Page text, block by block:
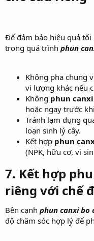
Để đảm bảo hiệu quả
trong quá trình phun
Không pha chung
vi lượng khác nếu
Không phun
hoặc ngay trước
Tránh lạm dụng
loạn sinh lý cây.
Kết hợp phun
(NPK, hữu cơ, vi
7. Kết hợp
riêng với chế
Bên cạnh phun canxi bo
độ chăm sóc hợp lý để